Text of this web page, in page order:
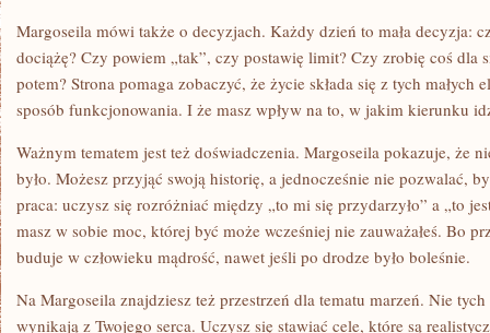
Margoseila mówi także o decyzjach. Każdy dzień to mała decyzja:
dociążę? Czy powiem „tak”, czy postawię limit? Czy zrobię coś dla
potem? Strona pomaga zobaczyć, że życie składa się z tych małych
sposób funkcjonowania. I że masz wpływ na to, w jakim kierunku
Ważnym tematem jest też doświadczenia. Margoseila pokazuje, że
było. Możesz przyjąć swoją historię, a jednocześnie nie pozwalać,
praca: uczysz się rozróżniać między „to mi się przydarzyło” a „to
masz w sobie moc, której być może wcześniej nie zauważałeś. Bo
buduje w człowieku mądrość, nawet jeśli po drodze było boleśnie.
Na Margoseila znajdziesz też przestrzeń dla tematu marzeń. Nie
wynikają z Twojego serca. Uczysz się stawiać cele, które są